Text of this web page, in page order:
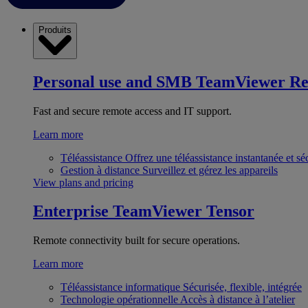
Produits
Personal use and SMB TeamViewer
Fast and secure remote access and IT support.
Learn more
Téléassistance Offrez une téléassistance instantanée et
Gestion à distance Surveillez et gérez les appareils
View plans and pricing
Enterprise TeamViewer Tensor
Remote connectivity built for secure operations.
Learn more
Téléassistance informatique Sécurisée, flexible, intégrée
Technologie opérationnelle Accès à distance à l’atelier